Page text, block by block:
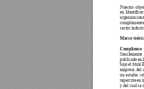
Nuestro
en Identicar
cumplimiento
sector
Marco
Compliance
Sanclemente
publicado en
bajo el título
empresa, del
un estudio
repercute en
y del cual se